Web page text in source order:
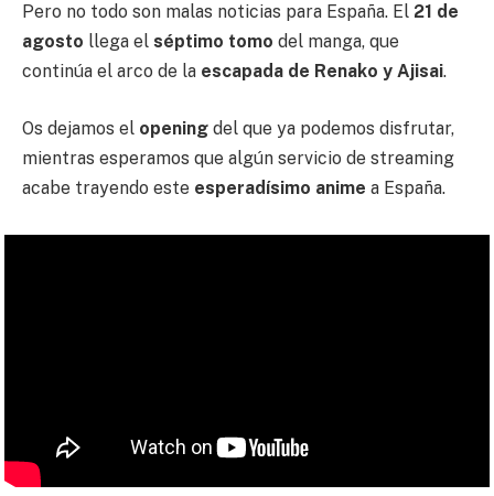
Pero no todo son malas noticias para España. El 21 de
agosto llega el séptimo tomo del manga, que
continúa el arco de la escapada de Renako y Ajisai.
Os dejamos el opening del que ya podemos disfrutar,
mientras esperamos que algún servicio de streaming
acabe trayendo este esperadísimo anime a España.